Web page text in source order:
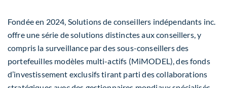
Fondée en 2024, Solutions de conseillers indépendants inc.
offre une série de solutions distinctes aux conseillers, y
compris la surveillance par des sous-conseillers des
portefeuilles modèles multi-actifs (MiMODEL), des fonds
d’investissement exclusifs tirant parti des collaborations